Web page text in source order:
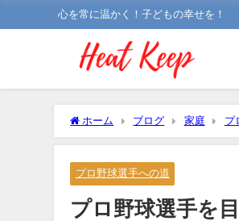
心を常に温かく！子どもの幸せを！
ホーム ブログ 家庭 プ
プロ野球選手への道
プロ野球選手を